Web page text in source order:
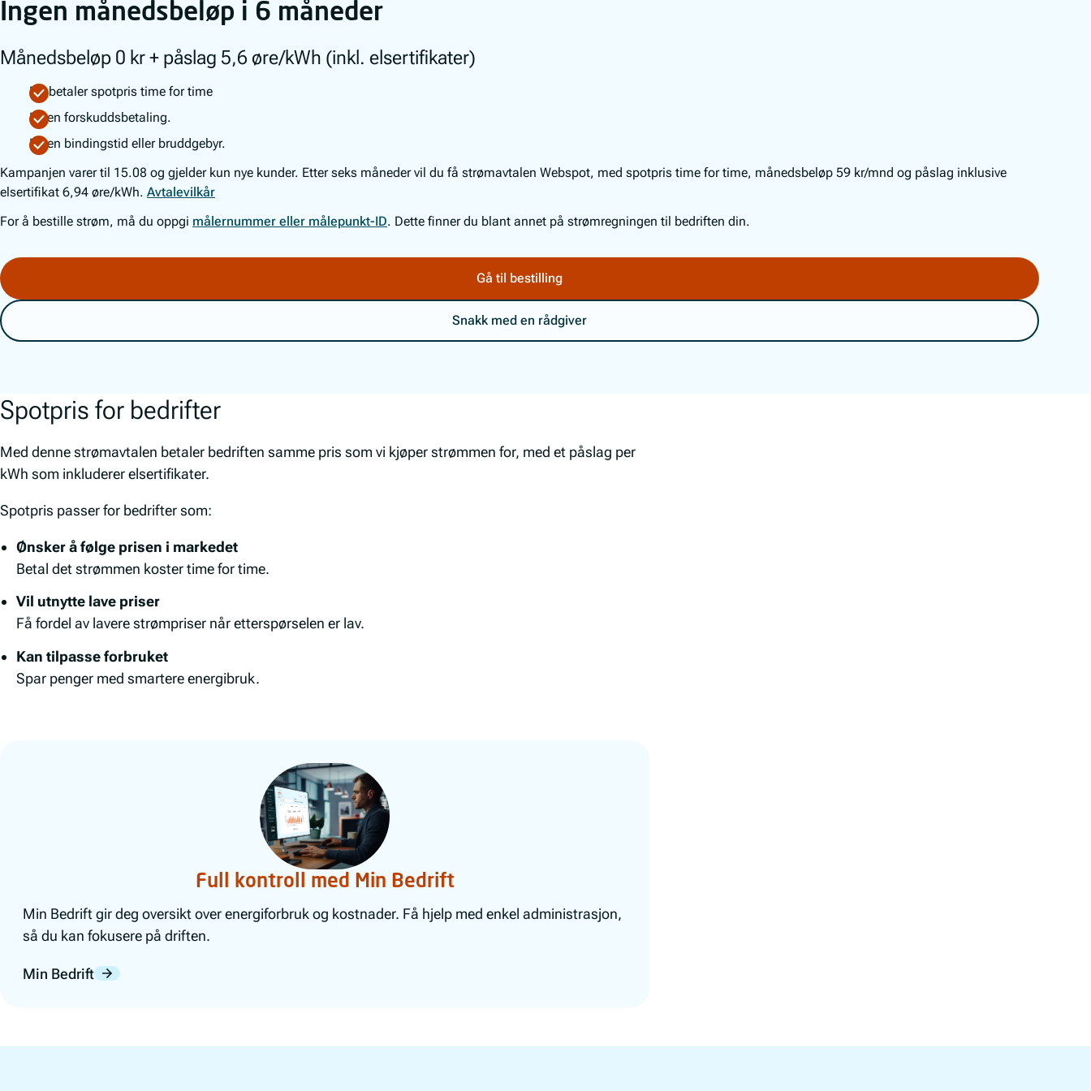
Ingen månedsbeløp i 6 måneder
Månedsbeløp 0 kr + påslag 5,6 øre/kWh (inkl. elsertifikater)
Du betaler spotpris time for time
Ingen forskuddsbetaling.
Ingen bindingstid eller bruddgebyr.
Kampanjen varer til 15.08 og gjelder kun nye kunder. Etter seks måneder vil du få strømavtalen Webspot, med spotpris time for time, månedsbeløp 59 kr/mnd og påslag inklusive
elsertifikat 6,94 øre/kWh. Avtalevilkår
For å bestille strøm, må du oppgi målernummer eller målepunkt-ID. Dette finner du blant annet på strømregningen til bedriften din.
Gå til bestilling
Snakk med en rådgiver
Spotpris for bedrifter
Med denne strømavtalen betaler bedriften samme pris som vi kjøper strømmen for, med et påslag per
kWh som inkluderer elsertifikater.
Spotpris passer for bedrifter som:
Ønsker å følge prisen i markedet
Betal det strømmen koster time for time.
Vil utnytte lave priser
Få fordel av lavere strømpriser når etterspørselen er lav.
Kan tilpasse forbruket
Spar penger med smartere energibruk.
Full kontroll med Min Bedrift
Min Bedrift gir deg oversikt over energiforbruk og kostnader. Få hjelp med enkel administrasjon,
så du kan fokusere på driften.
Min Bedrift